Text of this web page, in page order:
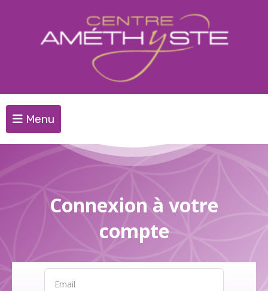
Menu
Connexion à votre
compte